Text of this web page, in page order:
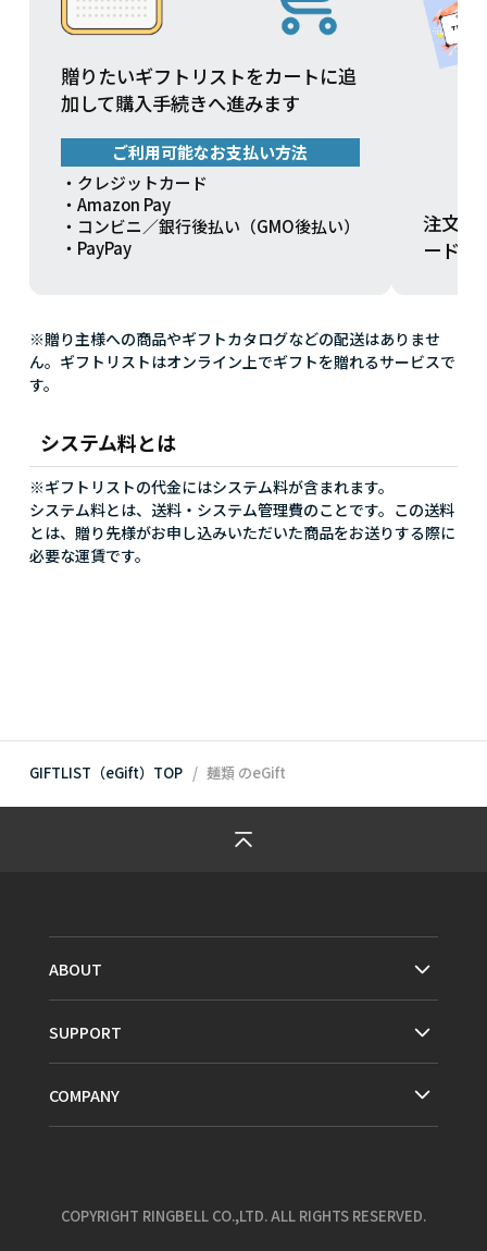
贈りたいギフトリストをカートに追
加して購入手続きへ進みます
ご利用可能なお支払い方法
・クレジットカード
・Amazon Pay
・コンビニ／銀行後払い（GMO後払い）
・PayPay
注文方
ードを
※贈り主様への商品やギフトカタログなどの配送はありませ
ん。ギフトリストはオンライン上でギフトを贈れるサービスで
す。
システム料とは
※ギフトリストの代金にはシステム料が含まれます。
システム料とは、送料・システム管理費のことです。この送料
とは、贈り先様がお申し込みいただいた商品をお送りする際に
必要な運賃です。
GIFTLIST（eGift）TOP 麺類 のeGift
ABOUT
SUPPORT
COMPANY
COPYRIGHT RINGBELL CO.,LTD. ALL RIGHTS RESERVED.